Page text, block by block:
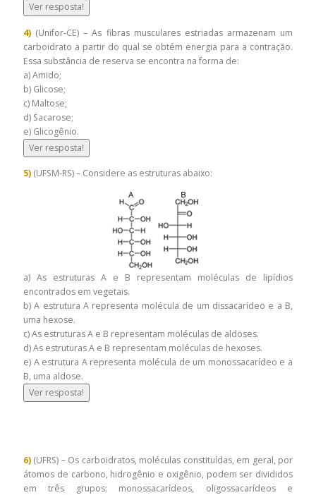
Ver resposta!
4) (Unifor-CE) – As fibras musculares estriadas armazenam um
carboidrato a partir do qual se obtém energia para a contração.
Essa substância de reserva se encontra na forma de:
a) Amido;
b) Glicose;
c) Maltose;
d) Sacarose;
e) Glicogênio.
Ver resposta!
5) (UFSM-RS) – Considere as estruturas abaixo:
a) As estruturas A e B representam moléculas de lipídios
encontrados em vegetais.
b) A estrutura A representa molécula de um dissacarídeo e a B,
uma hexose.
c) As estruturas A e B representam moléculas de aldoses.
d) As estruturas A e B representam moléculas de hexoses.
e) A estrutura A representa molécula de um monossacarídeo e a
B, uma aldose.
Ver resposta!
6) (UFRS) – Os carboidratos, moléculas constituídas, em geral, por
átomos de carbono, hidrogênio e oxigênio, podem ser divididos
em três grupos: monossacarídeos, oligossacarídeos e